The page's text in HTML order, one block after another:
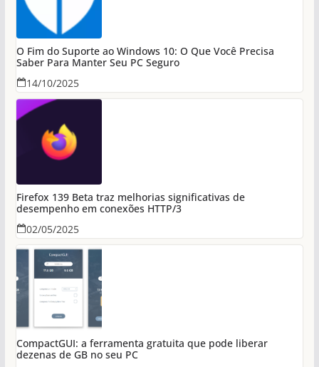
O Fim do Suporte ao Windows 10: O Que Você Precisa
Saber Para Manter Seu PC Seguro
14/10/2025
Firefox 139 Beta traz melhorias significativas de
desempenho em conexões HTTP/3
02/05/2025
CompactGUI: a ferramenta gratuita que pode liberar
dezenas de GB no seu PC